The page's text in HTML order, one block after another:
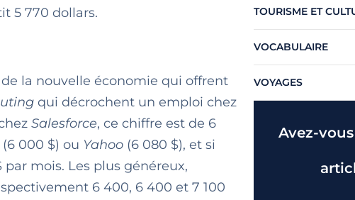
5 770 dollars.
la nouvelle économie qui offrent
qui décrochent un emploi chez
Salesforce, ce chiffre est de 6
(6 000 $) ou Yahoo (6 080 $), et si
par mois. Les plus généreux,
6 400, 6 400 et 7 100
TOURISME ET
VOCABULAIRE
VOYAGES
Avez-